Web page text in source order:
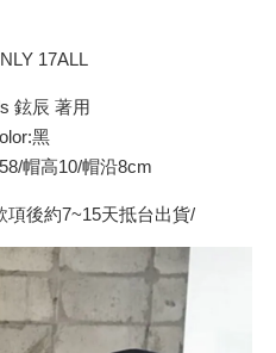
17ALL
鉉辰 著用
黑
帽高10/帽沿8cm
項後約7~15天抵台出貨/